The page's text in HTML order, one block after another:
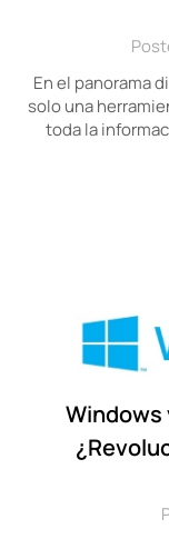
En el panorama
solo una
toda la
Windows